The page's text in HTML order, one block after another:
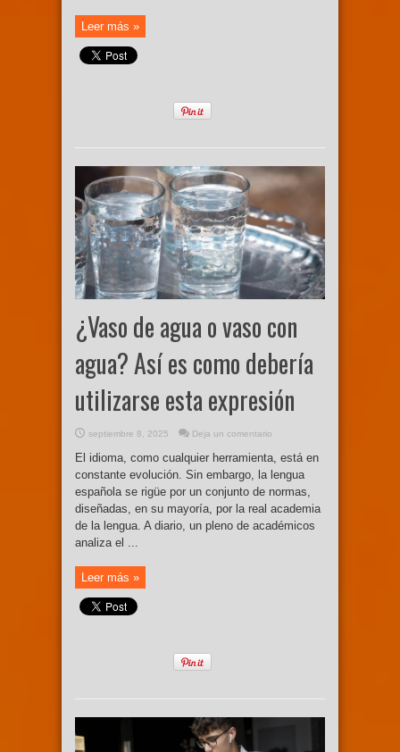
Leer más »
¿Vaso de agua o vaso con
agua? Así es como debería
utilizarse esta expresión
septiembre 8, 2025 Deja un comentario
El idioma, como cualquier herramienta, está en
constante evolución. Sin embargo, la lengua
española se rigüe por un conjunto de normas,
diseñadas, en su mayoría, por la real academia
de la lengua. A diario, un pleno de académicos
analiza el ...
Leer más »